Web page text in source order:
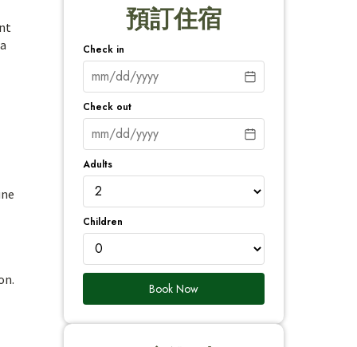
預訂住宿
Check in
Check out
Adults
Children
Book Now